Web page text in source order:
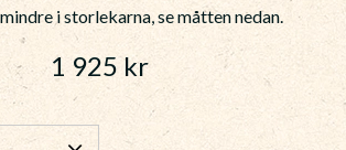
i storlekarna, se måtten nedan.
1 925kr